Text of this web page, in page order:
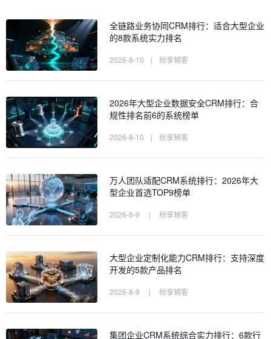
全链路业务协同CRM排行：适合大型企业
的8款系统实力排名
2026-8-10 | 纷享销客
2026年大型企业数据安全CRM排行：合
规性排名前6的系统榜单
2026-8-10 | 纷享销客
万人团队适配CRM系统排行：2026年大
型企业首选TOP9榜单
2026-8-9 | 纷享销客
大型企业定制化能力CRM排行：支持深度
开发的5款产品排名
2026-8-9 | 纷享销客
集团企业CRM系统综合实力排行：6款行